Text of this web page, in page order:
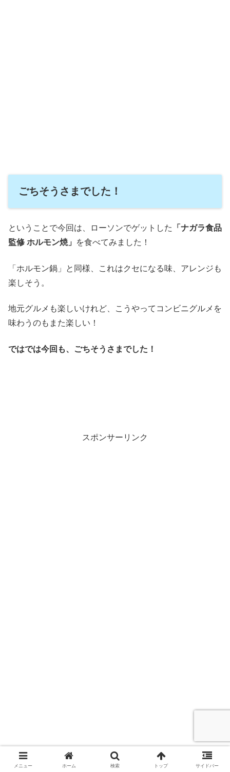
ごちそうさまでした！
ということで今回は、ローソンでゲットした
「ナガラ食品
監修 ホルモン焼」
を食べてみました！
「ホルモン鍋」と同様、これはクセになる味、アレンジも
楽しそう。
地元グルメも楽しいけれど、こうやってコンビニグルメを
味わうのもまた楽しい！
ではでは今回も、ごちそうさまでした！
スポンサーリンク
関連
メニュー ホーム 検索 トップ サイドバー